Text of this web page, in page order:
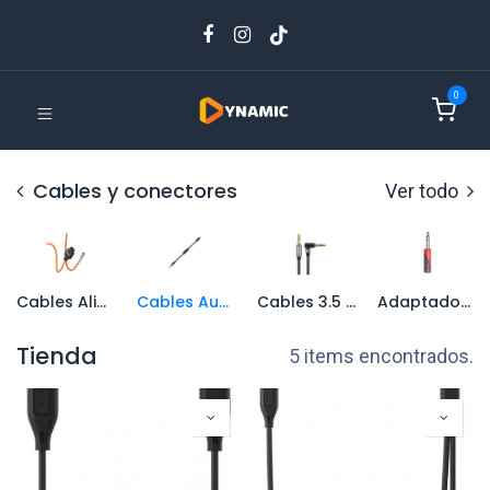
0
Cables y conectores Ver todo
Cables Alimentación Cámaras Cables Audio Smartphone Cables 3.5 mm Adaptadores Audio
Tienda 5 items encontrados.